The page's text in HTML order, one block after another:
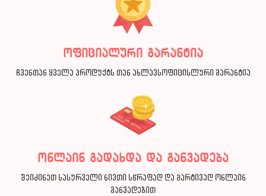
ოფიციალური გარანტია
ჩვენთან ყველა პროდუქტს თან ახლავსოფიცისლური გარანტია
ონლაინ გადახდა და განვადება
შეიძინეთ სასურველი ნივთი სწრაფად და მარტივად ონლაინ
განვადებით